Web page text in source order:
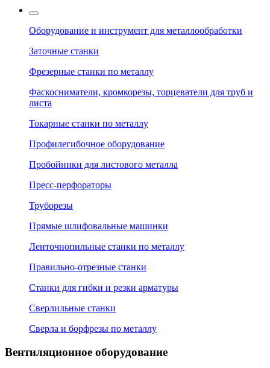
Оборудование и инструмент для металлообработки
Заточные станки
Фрезерные станки по металлу
Фаскосниматели, кромкорезы, торцеватели для труб и
листа
Токарные станки по металлу
Профилегибочное оборудование
Пробойники для листового металла
Пресс-перфораторы
Труборезы
Прямые шлифовальные машинки
Ленточнопильные станки по металлу
Правильно-отрезные станки
Станки для гибки и резки арматуры
Сверлильные станки
Сверла и борфрезы по металлу
Вентиляционное оборудование